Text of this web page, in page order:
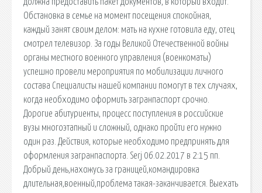
Обстановка в семье на момент посещения спокойная,
каждый занят своим делом: мать на кухне готовила еду, отец
смотрел телевизор. За годы Великой Отечественной войны
органы местного военного управления (военкоматы)
успешно провели мероприятия по мобилизации личного
состава Специалисты нашей компании помогут в тех случаях,
когда необходимо оформить загранпаспорт срочно.
Дорогие абитуриенты, процесс поступления в российские
вузы многоэтапный и сложный, однако пройти его нужно
один раз. Действия, которые необходимо предпринять для
оформления загранпаспорта. Serj 06.02.2017 в 2:15 пп.
Добрый день,нахожусь за границей,командировка
длительная,военный,проблема такая-заканчивается. Выехать